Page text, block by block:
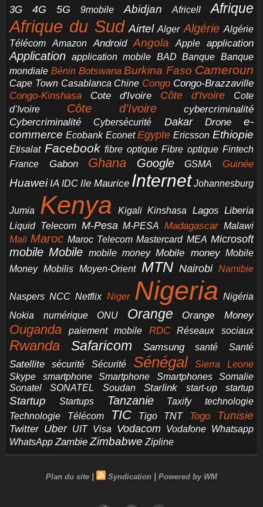
3G 4G 5G 9mobile Abidjan Africell Afrique
Afrique du Sud Airtel Alger Algérie Algérie
Télécom
Amazon Android Angola Apple application
Application application mobile BAD Banque Banque
mondiale Bénin Botswana Burkina Faso Cameroun
Cape Town Casablanca Chine Congo Congo-Brazzaville
Congo-Kinshasa Cote d'Ivoire Côte d'Ivoire
Cote
d’Ivoire
Côte d’Ivoire
cybercriminalité
Cybercriminalité
Cybersécurité Dakar Drone
e-
commerce Ecobank Econet Egypte Ericsson Ethiopie
Etisalat Facebook fibre optique Fibre optique Fintech
France
Gabon Ghana Google GSMA Guinée
Huawei IA IDC Ile Maurice Internet Johannesburg
Jumia Kenya Kigali Kinshasa Lagos Liberia
Liquid Telecom M-Pesa M-PESA Madagascar Malawi
Mali Maroc Maroc Telecom Mastercard MEA Microsoft
mobile Mobile mobile money Mobile money Mobile
Money Mobilis Moyen-Orient MTN Nairobi Namibie
Naspers NCC Netflix Niger Nigeria Nigéria
Nokia
numérique ONU Orange Orange Money
Ouganda paiement mobile RDC Réseaux sociaux
Rwanda Safaricom Samsung santé Santé
Satellite sécurité Sécurité Sénégal
Sierra Leone
Skype
smartphone Smartphone Smartphones
Somalie
Sonatel
SONATEL Soudan Starlink start-up startup
Startup Startups Tanzanie Taxify
technologie
Technologie
Télécom TIC Tigo TNT Togo Tunisie
Twitter Uber UIT Visa Vodacom Vodafone Whatsapp
WhatsApp Zambie Zimbabwe Zipline
Plan du site | Syndication | Powered by WM